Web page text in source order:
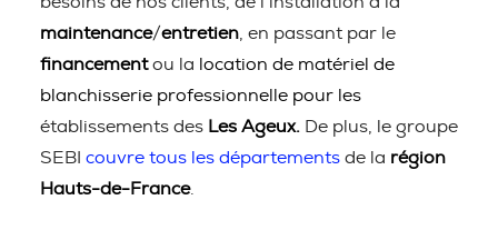
maintenance/entretien , en passant par le
financementou la location de matériel de
blanchisserie professionnelle pour les
établissements des Les Ageux. De plus, le groupe
SEBI couvre tous les départements de la région
Hauts-de-France.